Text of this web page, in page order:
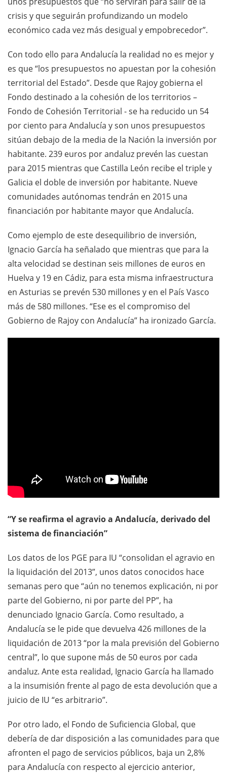
crisis y que seguirán profundizando un modelo
económico cada vez más desigual y empobrecedor”.
Con todo ello para Andalucía la realidad no es mejor y
es que “los presupuestos no apuestan por la cohesión
territorial del Estado”. Desde que Rajoy gobierna el
Fondo destinado a la cohesión de los territorios –
Fondo de Cohesión Territorial - se ha reducido un 54
por ciento para Andalucía y son unos presupuestos
sitúan debajo de la media de la Nación la inversión por
habitante. 239 euros por andaluz prevén las cuestan
para 2015 mientras que Castilla León recibe el triple y
Galicia el doble de inversión por habitante. Nueve
comunidades autónomas tendrán en 2015 una
financiación por habitante mayor que Andalucía.
Como ejemplo de este desequilibrio de inversión,
Ignacio García ha señalado que mientras que para la
alta velocidad se destinan seis millones de euros en
Huelva y 19 en Cádiz, para esta misma infraestructura
en Asturias se prevén 530 millones y en el País Vasco
más de 580 millones. “Ese es el compromiso del
Gobierno de Rajoy con Andalucía” ha ironizado García.
“Y se reafirma el agravio a Andalucía, derivado del
sistema de financiación”
Los datos de los PGE para IU “consolidan el agravio en
la liquidación del 2013”, unos datos conocidos hace
semanas pero que “aún no tenemos explicación, ni por
parte del Gobierno, ni por parte del PP”, ha
denunciado Ignacio García. Como resultado, a
Andalucía se le pide que devuelva 426 millones de la
liquidación de 2013 “por la mala previsión del Gobierno
central”, lo que supone más de 50 euros por cada
andaluz. Ante esta realidad, Ignacio García ha llamado
a la insumisión frente al pago de esta devolución que a
juicio de IU “es arbitrario”.
Por otro lado, el Fondo de Suficiencia Global, que
debería de dar disposición a las comunidades para que
afronten el pago de servicios públicos, baja un 2,8%
para Andalucía con respecto al ejercicio anterior,